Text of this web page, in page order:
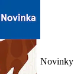
Novinky